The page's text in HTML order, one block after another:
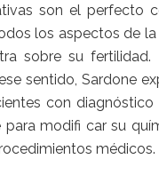
son el perfecto
los aspectos de
sobre su
sentido, Sardone
con
modifi car su
médicos.